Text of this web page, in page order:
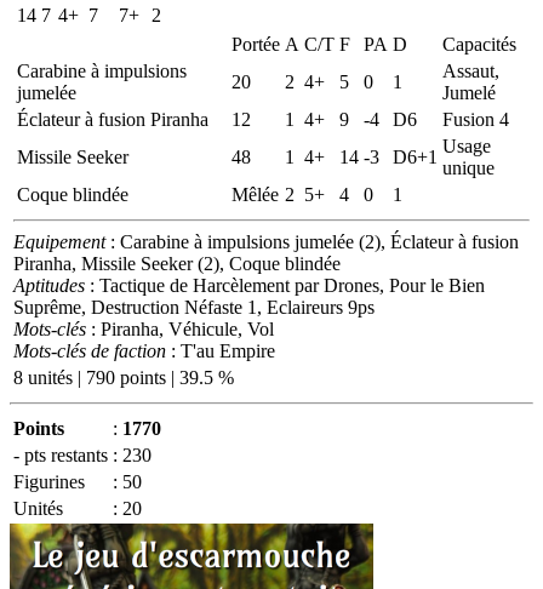
14 7 4+ 7 7+
2
Portée A C/T F PA D
Capacités
Carabine à impulsions
jumelée
20 2 4+ 5 0 1
Assaut,
Jumelé
Éclateur à fusion Piranha
12 1 4+ 9 -4 D6
Fusion 4
Missile Seeker
48 1 4+ 14 -3 D6+1
Usage
unique
Coque blindée
Mêlée 2 5+ 4 0 1
Equipement: Carabine à impulsions jumelée (2), Éclateur à fusion
Piranha, Missile Seeker (2), Coque blindée
Aptitudes : Tactique de Harcèlement par Drones, Pour le Bien
Suprême, Destruction Néfaste 1, Eclaireurs 9ps
Mots-clés : Piranha, Véhicule, Vol
Mots-clés de faction : T'au Empire
8 unités | 790 points | 39.5 %
Points : 1770
- pts restants : 230
Figurines
: 50
Unités
: 20